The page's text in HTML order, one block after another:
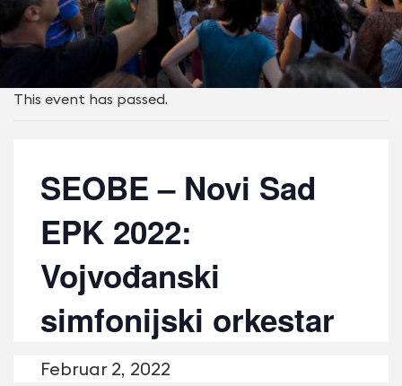
This event has passed.
SEOBE – Novi Sad
EPK 2022:
Vojvođanski
simfonijski orkestar
Februar 2, 2022